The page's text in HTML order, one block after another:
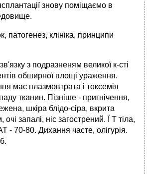
знову поміщаємо в
патогенез, клініка, принципи
з подразненям великої к-сті
обширної площі ураження.
має плазмовтрата і токсемія
тканин. Пізніше - пригнічення,
шкіра блідо-сіра, вкрита
запалі, ніс загострений. Ї Т тіла,
- 70-80. Дихання часте, олігурія.